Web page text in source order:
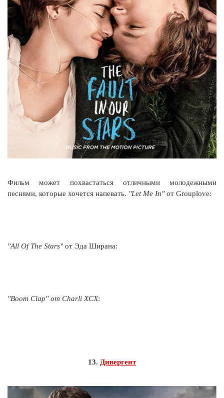
Фильм может похвастаться отличными молодежными
песнями, которые хочется напевать. "Let Me In"от Grouplove:
"All Of The Stars"от Эда Ширана:
"Boom Clap" от Charli XCX:
13. Дивергент